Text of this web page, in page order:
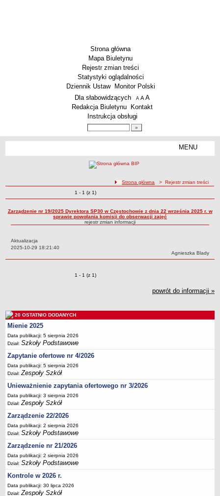
Strona główna
Mapa Biuletynu
Rejestr zmian treści
Statystyki oglądalności
Dziennik Ustaw
Monitor Polski
Menu dodatkowe
Dla słabowidzących A pomniejsz czcionkę
A standardowy rozmiar czcionki
A
Redakcja Biuletynu
Kontakt
Instrukcja obsługi
MENU
Techniczne Zakłady Naukowe
ARCHIWUM SZKÓŁ I PLACÓWEK
Wielofunkcyjna Placówka
Specjalny Ośrodek nr 5
BURSA MIEJSKA
Dane podstawowe
Statut
Majątek
Godziny dyżurów
Ogłoszenie
Zarządzenia
Kontrole
Rejestry, ewidencje, archiwa
Sprawozdania
Deklaracja dostępności
PORADNIE PSYCHOLOGICZNO-PEDAGOGICZNE
Zespół Poradni
Dane podstawowe
ścieżka nawigacji
Strona główna > Rejestr zmian treści
Zmiany o pozycjach
1 - 1 (z 1)
Zarządzenie nr 19/2025 Dyrektora SP30 w Częstochowie z dnia 22 września 2025 r. w
sprawie powołania komisji do obserwacji zajęć
rejestr zmian informacji
Aktualizacja
Data:
2025-10-29 18:21:40
Autor:
Agnieszka Blady
Zmiany o pozycjach
1 - 1 (z 1)
powrót do informacji »
20 OSTATNIO DODANYCH
Mienie 2025
Data publikacji: 5 sierpnia 2026
Dział:Szkoły Podstawowe
Zapytanie ofertowe nr 4/2026
Data publikacji: 5 sierpnia 2026
Dział:Zespoły Szkół
Unieważnienie zapytania ofertowego nr 3/2026
Data publikacji: 3 sierpnia 2026
Dział:Zespoły Szkół
Zarządzenie 22/2026
Data publikacji: 2 sierpnia 2026
Dział:Szkoły Podstawowe
Zarządzenie nr 21/2026
Data publikacji: 2 sierpnia 2026
Dział:Szkoły Podstawowe
Kontrole w 2026 r.
Data publikacji: 30 lipca 2026
Dział:Zespoły Szkół